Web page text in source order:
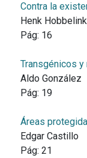
Contra la
Henk Hobbelink
Pág: 16
Transgénicos
Aldo González
Pág: 19
Áreas
Edgar Castillo
Pág: 21